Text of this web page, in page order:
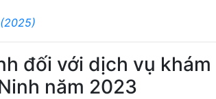
đối với dịch vụ
năm 2023